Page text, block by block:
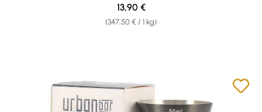
(347,50 € / 1 kg)
Regulärer Preis:
13,90 €